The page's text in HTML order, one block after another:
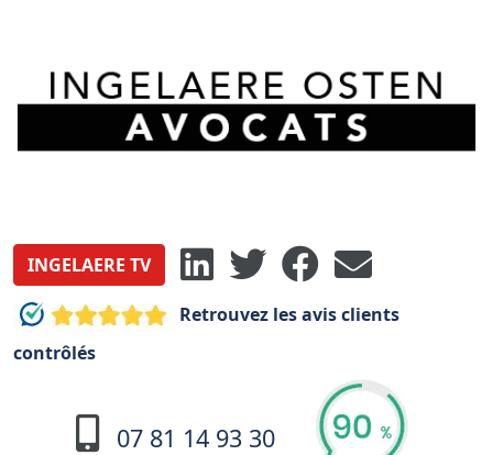
INGELAERE TV
Retrouvez les avis clients
contrôlés
07 81 14 93 30